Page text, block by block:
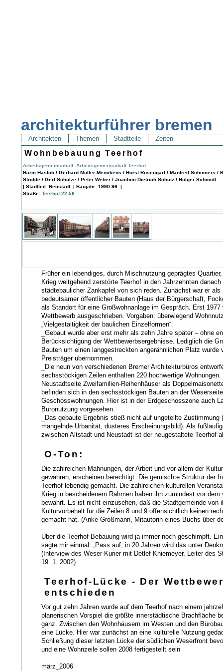
architekturführer bremen
Architekten Themen Stadtteile Zeiten
Wohnbebauung Teerhof
Arbeitsgemeinschaft: Arbeitsgemeinschaft Teerhof
Harm Haslob / Gerhard Müller-Menckens / Horst Rosengart / Manfred Schomers /
Stridde / Gert Schulze / Peter Weber / Joachim Dietrich Schütz / Holger Schmidt
| Stadtteil: Neustadt | Baujahr: 1990-96 |
Straße:Teerhof 22-56
Früher ein lebendiges, durch Mischnutzung geprägtes
Krieg weitgehend zerstörte Teerhof in den Jahrzehnten
städtebaulicher Zankapfel von sich reden. Zunächst war er als
bedeutsamer öffentlicher Bauten (Haus der Bürgerschaft,
als Standort für eine Großwohnanlage im Gespräch. Erst 1977
Wettbewerb ausgeschrieben. Vorgaben: überwiegend
„Vielgestaltigkeit der baulichen Einzelformen“.
_Gebaut wurde aber erst mehr als zehn Jahre später – ohne
Berücksichtigung der Wettbewerbsergebnisse. Lediglich die
Bauten um einen langgestreckten angerähnlichen Platz wurde
Preisträger übernommen.
_Die neun von verschiedenen Bremer Architekturbüros
sechsstöckigen Zeilen enthalten 220 hochwertige Wohnungen.
Neustadtseite Zweifamilien-Reihenhäuser als
befinden sich in den sechsstöckigen Bauten an der Weserseite
Geschosswohnungen. Hier ist in der Erdgeschosszone auch
Büronutzung vorgesehen.
_Das gebaute Ergebnis stieß nicht auf ungeteilte Zustimmung
mangelnde Urbanität, düsteres Erscheinungsbild). Als
zwischen Altstadt und Neustadt ist der neugestaltete Teerhof
O-Ton:
Die zahlreichen Mahnungen, der Arbeit und vor allem der
gewähren, erscheinen berechtigt. Die gemischte Struktur der
Teerhof lebendig gemacht. Die zahlreichen kulturellen
Krieg in bescheidenem Rahmen haben ihn zumindest vor dem
bewahrt. Es ist nicht einzusehen, daß die Stadtgemeinde von
Kulturvorbehalt für die Zeilen 8 und 9 offensichtlich keinen
gemacht hat. (Anke Großmann, Mitautorin eines Buchs über
Über die Teerhof-Bebauung wird ja immer noch geschimpft.
sagte mir einmal: „Pass auf, in 20 Jahren wird das unter
(Interview des Weser-Kurier mit Detlef Kniemeyer, Leiter des
19. 1. 2002)
Teerhof-Lücke - Der
entschieden
Vor gut zehn Jahren wurde auf dem Teerhof nach einem
planerischen Vorspiel die größte innerstädtische Brachfläche
ganz. Zwischen den Wohnhäusern im Westen und den
eine Lücke. Hier war zunächst an eine kulturelle Nutzung
Schließung dieser letzten Lücke der südlichen Weserfront
und eine Wohnzeile sollen 2008 fertigestellt sein
märz_2006